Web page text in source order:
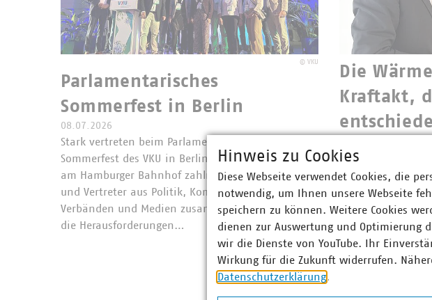
© VKU
Parlamentarisches
Sommerfest in Berlin
08.07.2026
Stark vertreten beim Parlamentarischen
Sommerfest des VKU in Berlin: Am 08.07.26 kamen
am Hamburger Bahnhof zahlreiche Vertreterinnen
und Vertreter aus Politik, Kommunalwirtschaft,
Verbänden und Medien zusammen, um sich über
die Herausforderungen…
Die
Kraftakt,
Beim
wurde einmal
nicht nur ein
organisatorisches
Hinweis zu Cookies
Diese Webseite verwendet Cookies, die
notwendig, um Ihnen unsere Webseite
speichern zu können. Weitere Cookies
dienen zur Auswertung und Optimierung
wir die Dienste von YouTube. Ihr
Wirkung für die Zukunft widerrufen.
Datenschutzerklärung.